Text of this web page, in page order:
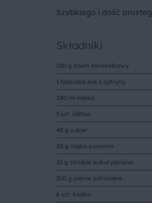
Szybkiego i dość
Składniki
100 g dżem mirabelkowy
1 łyżeczka sok z cytryny
280 ml mleko
3 szt. żółtka
40 g cukier
20 g mąka pszenna
10 g skrobia kukurydziana
300 g crème pâtissière
6 szt. białka